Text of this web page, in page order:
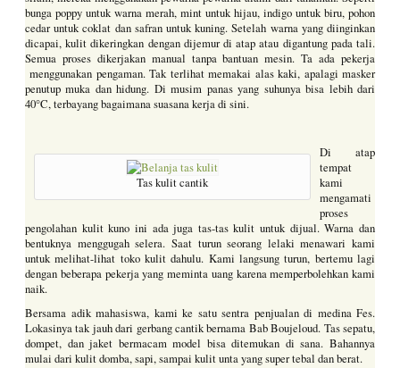
bunga poppy untuk warna merah, mint untuk hijau, indigo untuk biru, pohon
cedar untuk coklat dan safran untuk kuning. Setelah warna yang diinginkan
dicapai, kulit dikeringkan dengan dijemur di atap atau digantung pada tali.
Semua proses dikerjakan manual tanpa bantuan mesin. Ta ada pekerja
menggunakan pengaman. Tak terlihat memakai alas kaki, apalagi masker
penutup muka dan hidung. Di musim panas yang suhunya bisa lebih dari
40°C, terbayang bagaimana suasana kerja di sini.
Tas kulit cantik
Di atap
tempat
kami
mengamati
proses
pengolahan kulit kuno ini ada juga tas-tas kulit untuk dijual. Warna dan
bentuknya menggugah selera. Saat turun seorang lelaki menawari kami
untuk melihat-lihat toko kulit dahulu. Kami langsung turun, bertemu lagi
dengan beberapa pekerja yang meminta uang karena memperbolehkan kami
naik.
Bersama adik mahasiswa, kami ke satu sentra penjualan di medina Fes.
Lokasinya tak jauh dari gerbang cantik bernama Bab Boujeloud. Tas sepatu,
dompet, dan jaket bermacam model bisa ditemukan di sana. Bahannya
mulai dari kulit domba, sapi, sampai kulit unta yang super tebal dan berat.